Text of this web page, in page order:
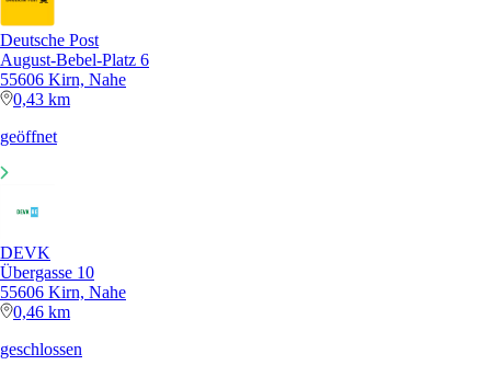
Deutsche Post
August-Bebel-Platz 6
55606 Kirn, Nahe
0,43 km
geöffnet
DEVK
Übergasse 10
55606 Kirn, Nahe
0,46 km
geschlossen